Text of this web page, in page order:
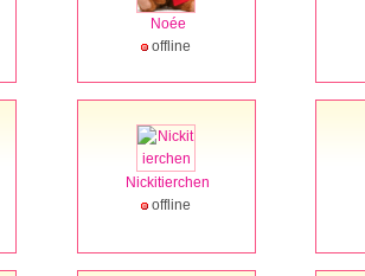
Noée
offline
Nickitierchen
offline